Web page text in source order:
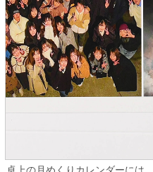
卓上の月めくりカレンダーには